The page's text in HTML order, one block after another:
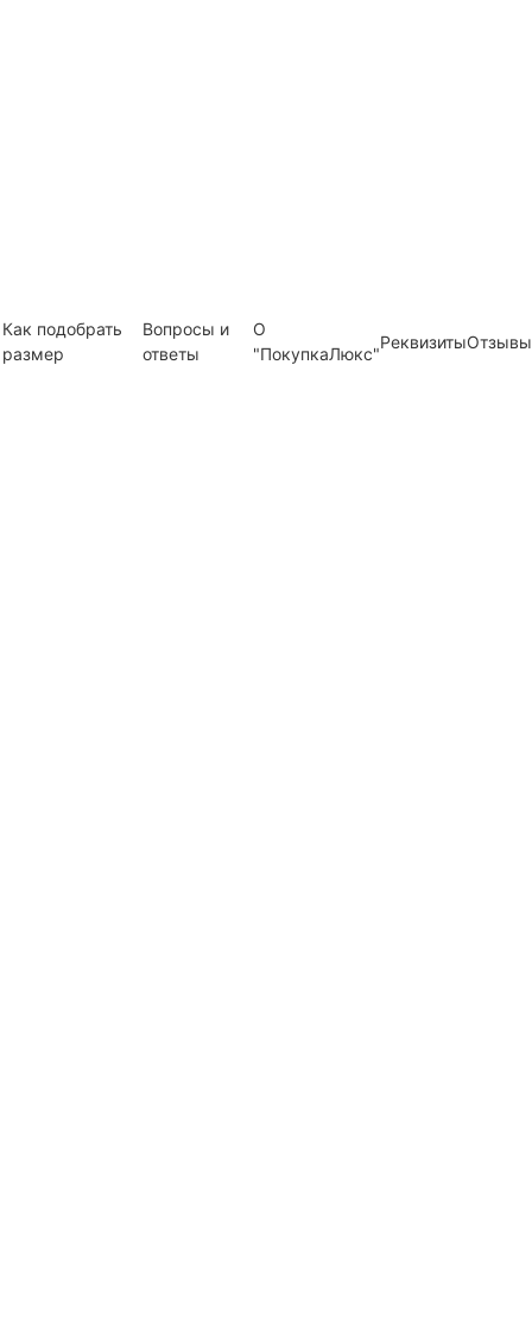
Как подобрать
размер
Вопросы и
ответы
О
"ПокупкаЛюкс"
РеквизитыОтзывы